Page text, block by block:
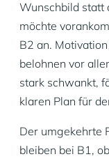
Wunschbild statt
möchte
B2 an.
belohnen vor
stark schwankt,
klaren Plan für
Der umgekehrte
bleiben bei B1,